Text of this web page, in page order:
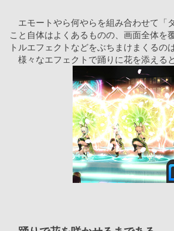
エモートやら何やらを組み合わせて「
こと自体はよくあるものの、画面全体を
トルエフェクトなどをぶちまけまくるの
様々なエフェクトで踊りに花を添えると